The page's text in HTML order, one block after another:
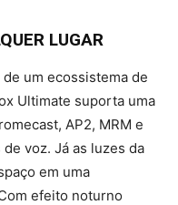
LUGAR
um ecossistema de
Ultimate suporta uma
AP2, MRM e
voz. Já as luzes da
em uma
efeito noturno